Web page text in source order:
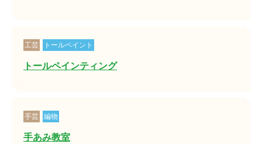
工芸 トールペイント
トールペインティング
手芸 編物
手あみ教室